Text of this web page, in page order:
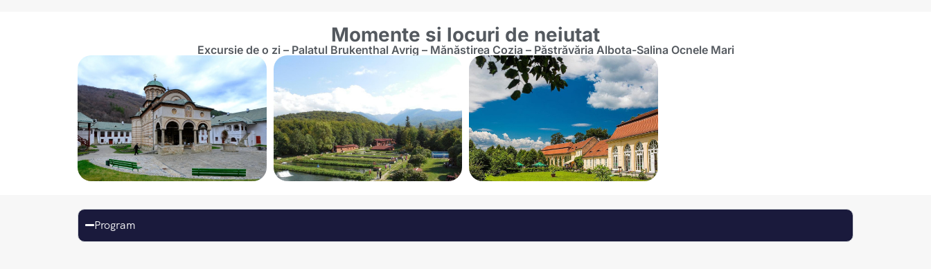
Momente si locuri de neiutat
Excursie de o zi – Palatul Brukenthal Avrig – Mănăstirea Cozia – Păstrăvăria Albota-Salina Ocnele Mari
Program